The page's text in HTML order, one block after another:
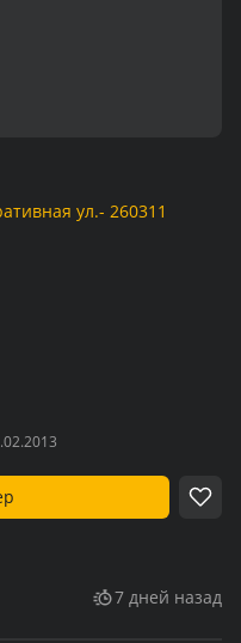
ул.- 260311
7 дней назад